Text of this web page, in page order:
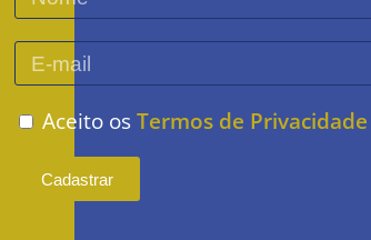
Aceito osTermos de Privacidade
Cadastrar